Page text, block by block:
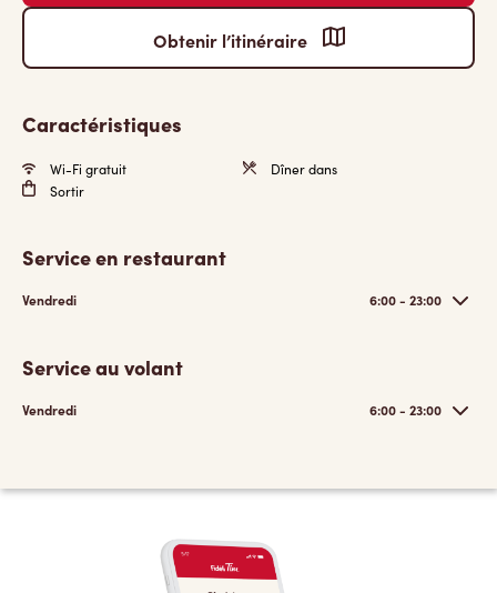
Obtenir l’itinéraire
Caractéristiques
Wi-Fi gratuit
Dîner dans
Sortir
Service en restaurant
Vendredi 6:00 - 23:00
Service au volant
Vendredi 6:00 - 23:00